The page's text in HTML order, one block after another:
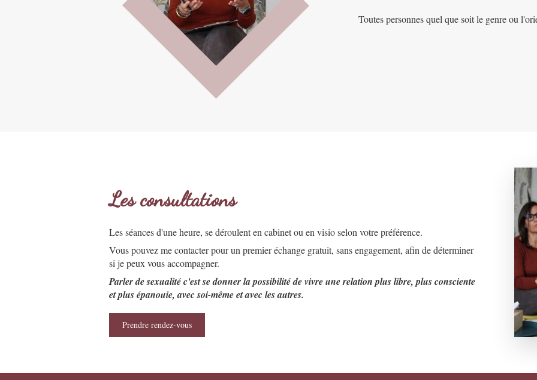
Toutes personnes quel que soit le genre ou
Les consultations
Les séances d'une heure, se déroulent en cabinet ou en visio selon votre préférence.
Vous pouvez me contacter pour un premier échange gratuit, sans engagement, afin de déterminer
si je peux vous accompagner.
Parler de sexualité c'est se donner la possibilité de vivre une relation plus libre, plus consciente
et plus épanouie, avec soi-même et avec les autres.
Prendre rendez-vous